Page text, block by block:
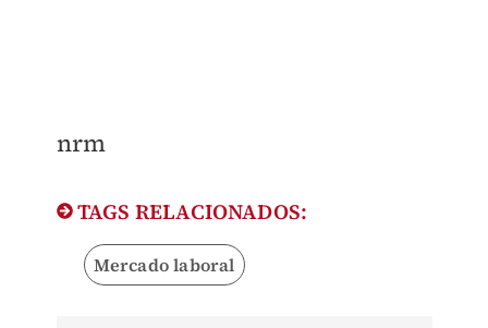
nrm
TAGS RELACIONADOS:
Mercado laboral